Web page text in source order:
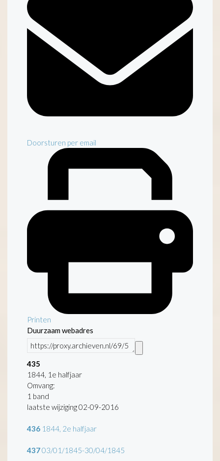
Doorsturen per email
Printen
Duurzaam webadres
435
1844, 1e halfjaar
Omvang:
1 band
laatste wijziging 02-09-2016
436 1844, 2e halfjaar
43703/01/1845-30/04/1845